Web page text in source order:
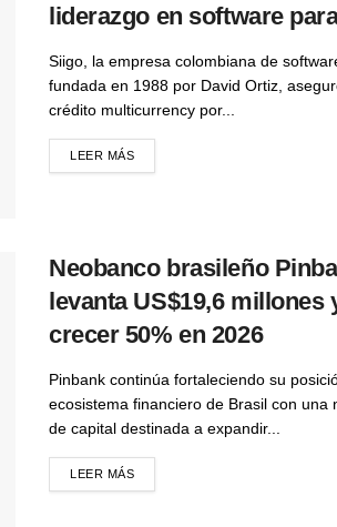
liderazgo en software
Siigo, la empresa colombiana de
fundada en 1988 por David Ortiz,
crédito multicurrency por...
LEER MÁS
Neobanco brasileño
levanta US$19,6 millones
crecer 50% en 2026
Pinbank continúa fortaleciendo su
ecosistema financiero de Brasil con una
de capital destinada a expandir...
LEER MÁS